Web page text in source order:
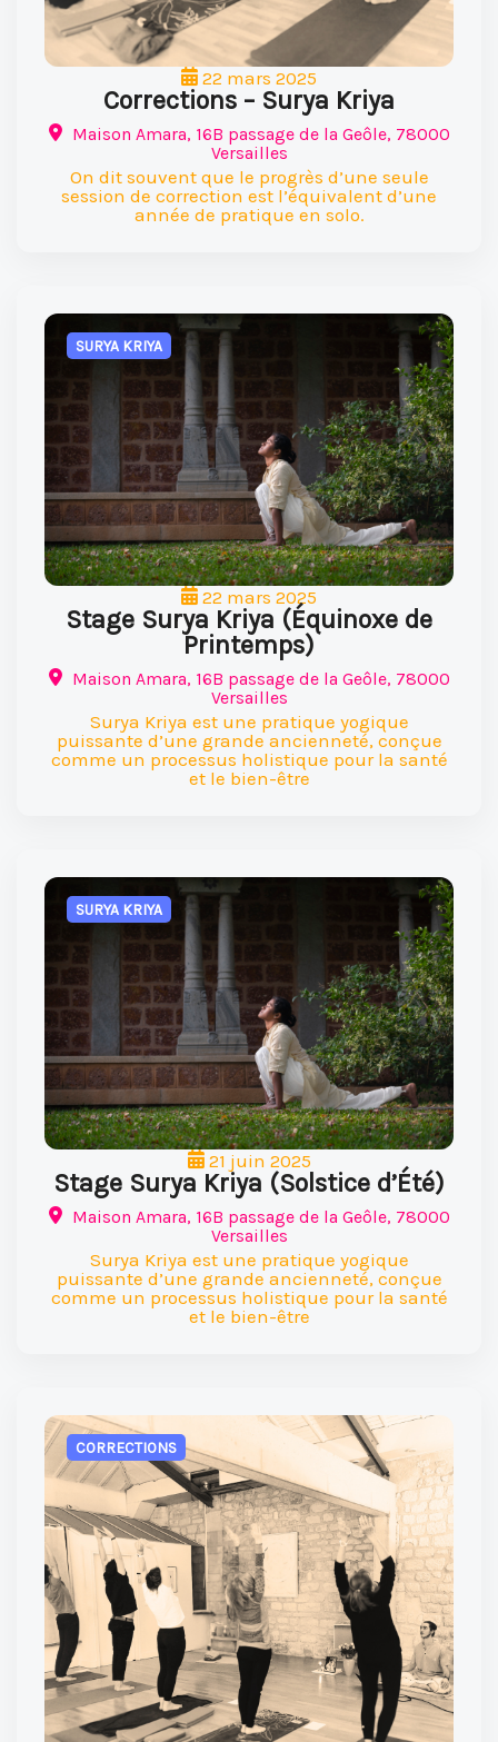
22 mars 2025
Corrections – Surya Kriya
Maison Amara, 16B passage de la Geôle, 78000
Versailles
On dit souvent que le progrès d’une seule
session de correction est l’équivalent d’une
année de pratique en solo.
SURYA KRIYA
22 mars 2025
Stage Surya Kriya (Équinoxe de
Printemps)
Maison Amara, 16B passage de la Geôle, 78000
Versailles
Surya Kriya est une pratique yogique
puissante d’une grande ancienneté, conçue
comme un processus holistique pour la santé
et le bien-être
SURYA KRIYA
21 juin 2025
Stage Surya Kriya (Solstice d’Été)
Maison Amara, 16B passage de la Geôle, 78000
Versailles
Surya Kriya est une pratique yogique
puissante d’une grande ancienneté, conçue
comme un processus holistique pour la santé
et le bien-être
CORRECTIONS